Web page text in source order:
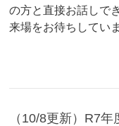
の方と直接お話しで
来場をお待ちして
（10/8更新）R7